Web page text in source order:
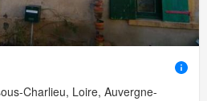
Charlieu, Loire, Auvergne-